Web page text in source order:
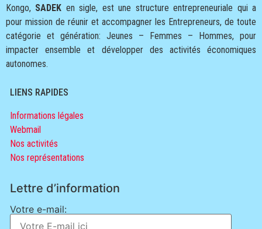
Kongo, SADEK en sigle, est une structure entrepreneuriale qui a
pour mission de réunir et accompagner les Entrepreneurs, de toute
catégorie et génération: Jeunes – Femmes – Hommes, pour
impacter ensemble et développer des activités économiques
autonomes.
LIENS RAPIDES
Informations légales
Webmail
Nos activités
Nos représentations
Lettre d’information
Votre e-mail: